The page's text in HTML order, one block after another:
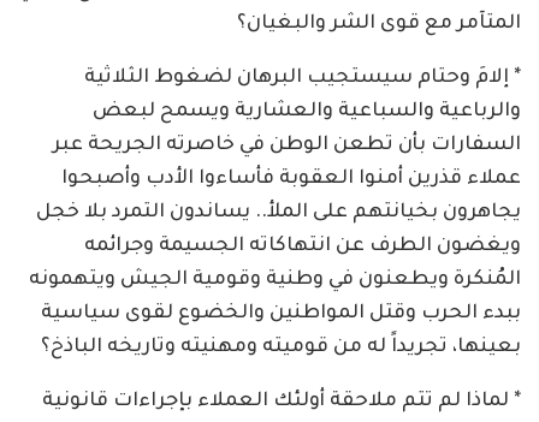
المتآمر مع قوى الشر والبغيان؟
* إلامَ وحتام سيستجيب البرهان لضغوط الثلاثية
والرباعية والسباعية والعشارية ويسمح لبعض
السفارات بأن تطعن الوطن في خاصرته الجريحة عبر
عملاء قذرين أمنوا العقوبة فأساءوا الأدب وأصبحوا
يجاهرون بخيانتهم على الملأ.. يساندون التمرد بلا خجل
ويغضون الطرف عن انتهاكاته الجسيمة وجرائمه
المُنكرة ويطعنون في وطنية وقومية الجيش ويتهمونه
ببدء الحرب وقتل المواطنين والخضوع لقوى سياسية
بعينها، تجريداً له من قوميته ومهنيته وتاريخه الباذخ؟
* لماذا لم تتم ملاحقة أولئك العملاء بإجراءات قانونية